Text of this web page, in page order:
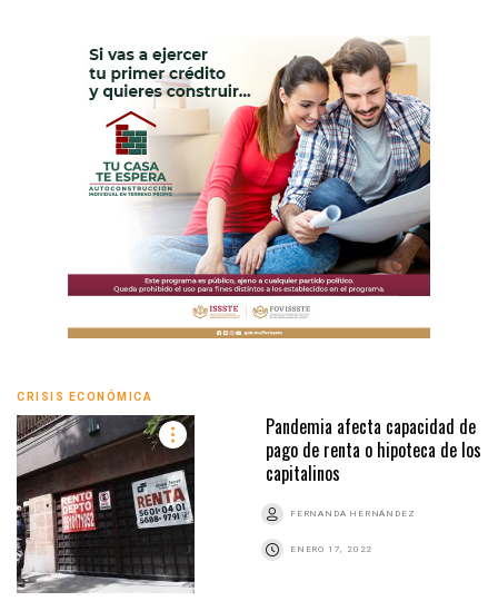
CRISIS ECONÓMICA
Pandemia afecta capacidad de
pago de renta o hipoteca de los
capitalinos
FERNANDA HERNÁNDEZ
ENERO 17, 2022